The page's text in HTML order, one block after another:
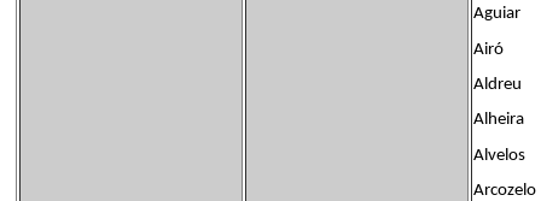
Aguiar
Airó
Aldreu
Alheira
Alvelos
Arcozelo